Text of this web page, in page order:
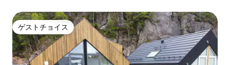
ゲストチョイス
ゲストチョイス